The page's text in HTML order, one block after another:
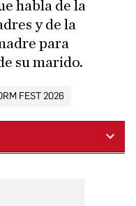
habla de la
y de la
para
su marido.
FEST 2026